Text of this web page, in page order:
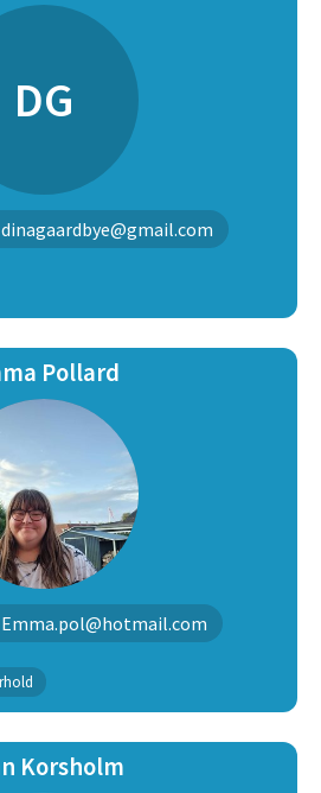
DG
dinagaardbye@gmail.com
Pollard
Emma.pol@hotmail.com
Korsholm